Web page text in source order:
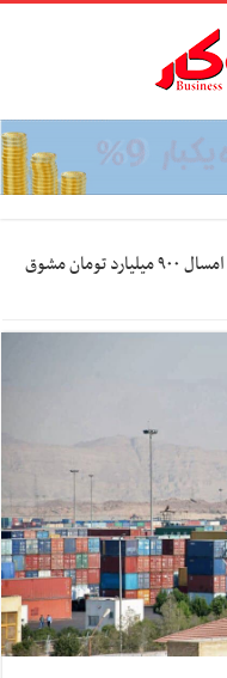
امسال ۹۰۰ میلیارد تومان مشوق